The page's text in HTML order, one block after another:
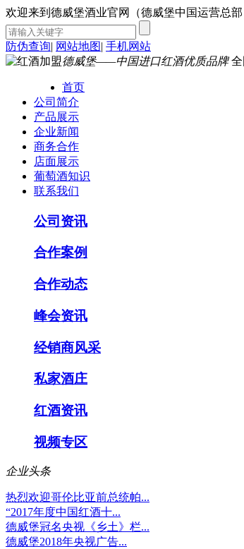
欢迎来到德威堡酒业官网（德威堡中国运营总部
防伪查询| 网站地图| 手机网站
德威堡——中国进口红酒优质品牌
首页
公司简介
产品展示
企业新闻
商务合作
店面展示
葡萄酒知识
联系我们
公司资讯
合作案例
合作动态
峰会资讯
经销商风采
私家酒庄
红酒资讯
视频专区
企业头条
热烈欢迎哥伦比亚前总统帕...
“2017年度中国红酒十...
德威堡冠名央视《乡土》栏...
德威堡2018年央视广告...